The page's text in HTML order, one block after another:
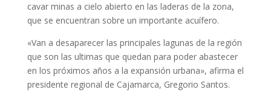
cavar minas a cielo abierto en las laderas de la zona,
que se encuentran sobre un importante acuífero.
«Van a desaparecer las principales lagunas de la región
que son las ultimas que quedan para poder abastecer
en los próximos años a la expansión urbana», afirma el
presidente regional de Cajamarca, Gregorio Santos.